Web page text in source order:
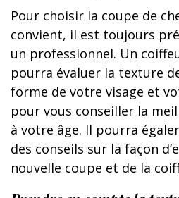
Pour choisir la coupe de
convient, il est toujours
un professionnel. Un
pourra évaluer la texture
forme de votre visage et
pour vous conseiller la
à votre âge. Il pourra
des conseils sur la façon
nouvelle coupe et de la